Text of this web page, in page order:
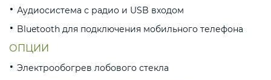
Аудиосистема с радио и USB входом
Bluetooth для подключения мобильного телефона
ОПЦИИ
Электрообогрев лобового стекла